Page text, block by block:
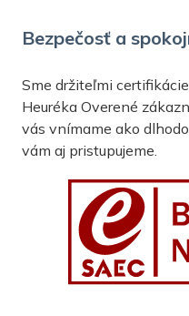
Bezpečosť a
Sme držiteľmi certifikácie
Heuréka Overené
vás vnímame ako
vám aj pristupujeme.